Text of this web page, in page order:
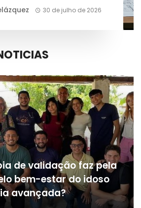
30 de julho de 2026
de validação faz pela
bem-estar do idoso
avançada?